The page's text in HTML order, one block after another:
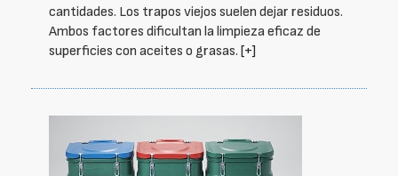
cantidades. Los trapos viejos suelen dejar residuos.
Ambos factores dificultan la limpieza eficaz de
superficies con aceites o grasas. [+]